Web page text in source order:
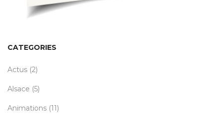
CATEGORIES
Actus (2)
Alsace (5)
Animations (11)